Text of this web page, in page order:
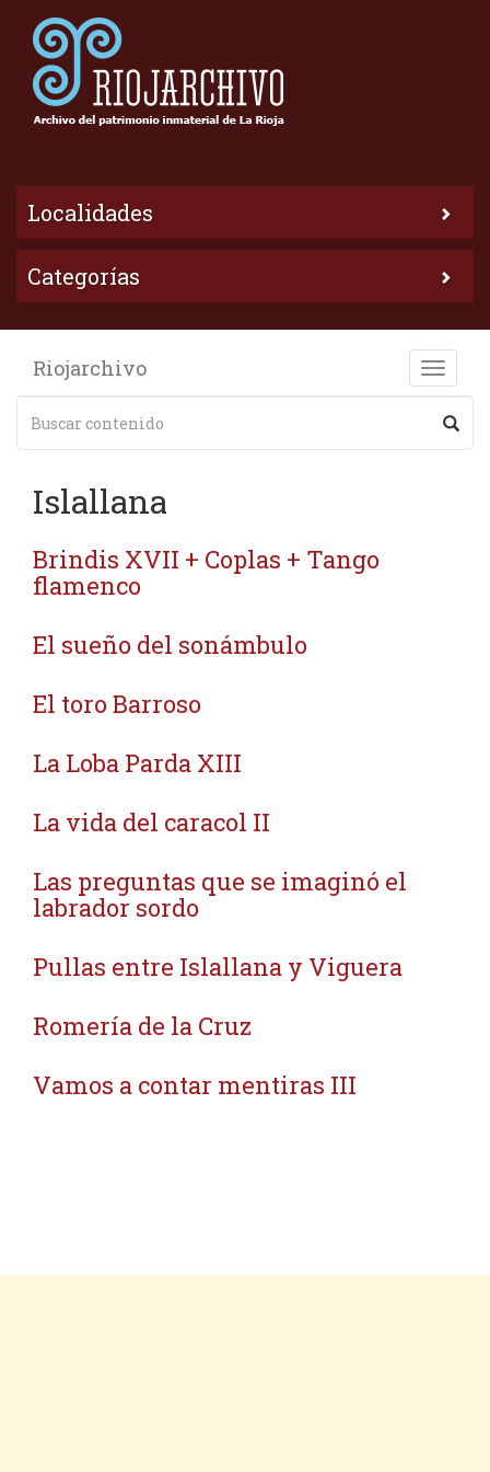
Localidades
Categorías
Toggle
Riojarchivo
Islallana
Brindis XVII + Coplas + Tango
flamenco
El sueño del sonámbulo
El toro Barroso
La Loba Parda XIII
La vida del caracol II
Las preguntas que se imaginó el
labrador sordo
Pullas entre Islallana y Viguera
Romería de la Cruz
Vamos a contar mentiras III